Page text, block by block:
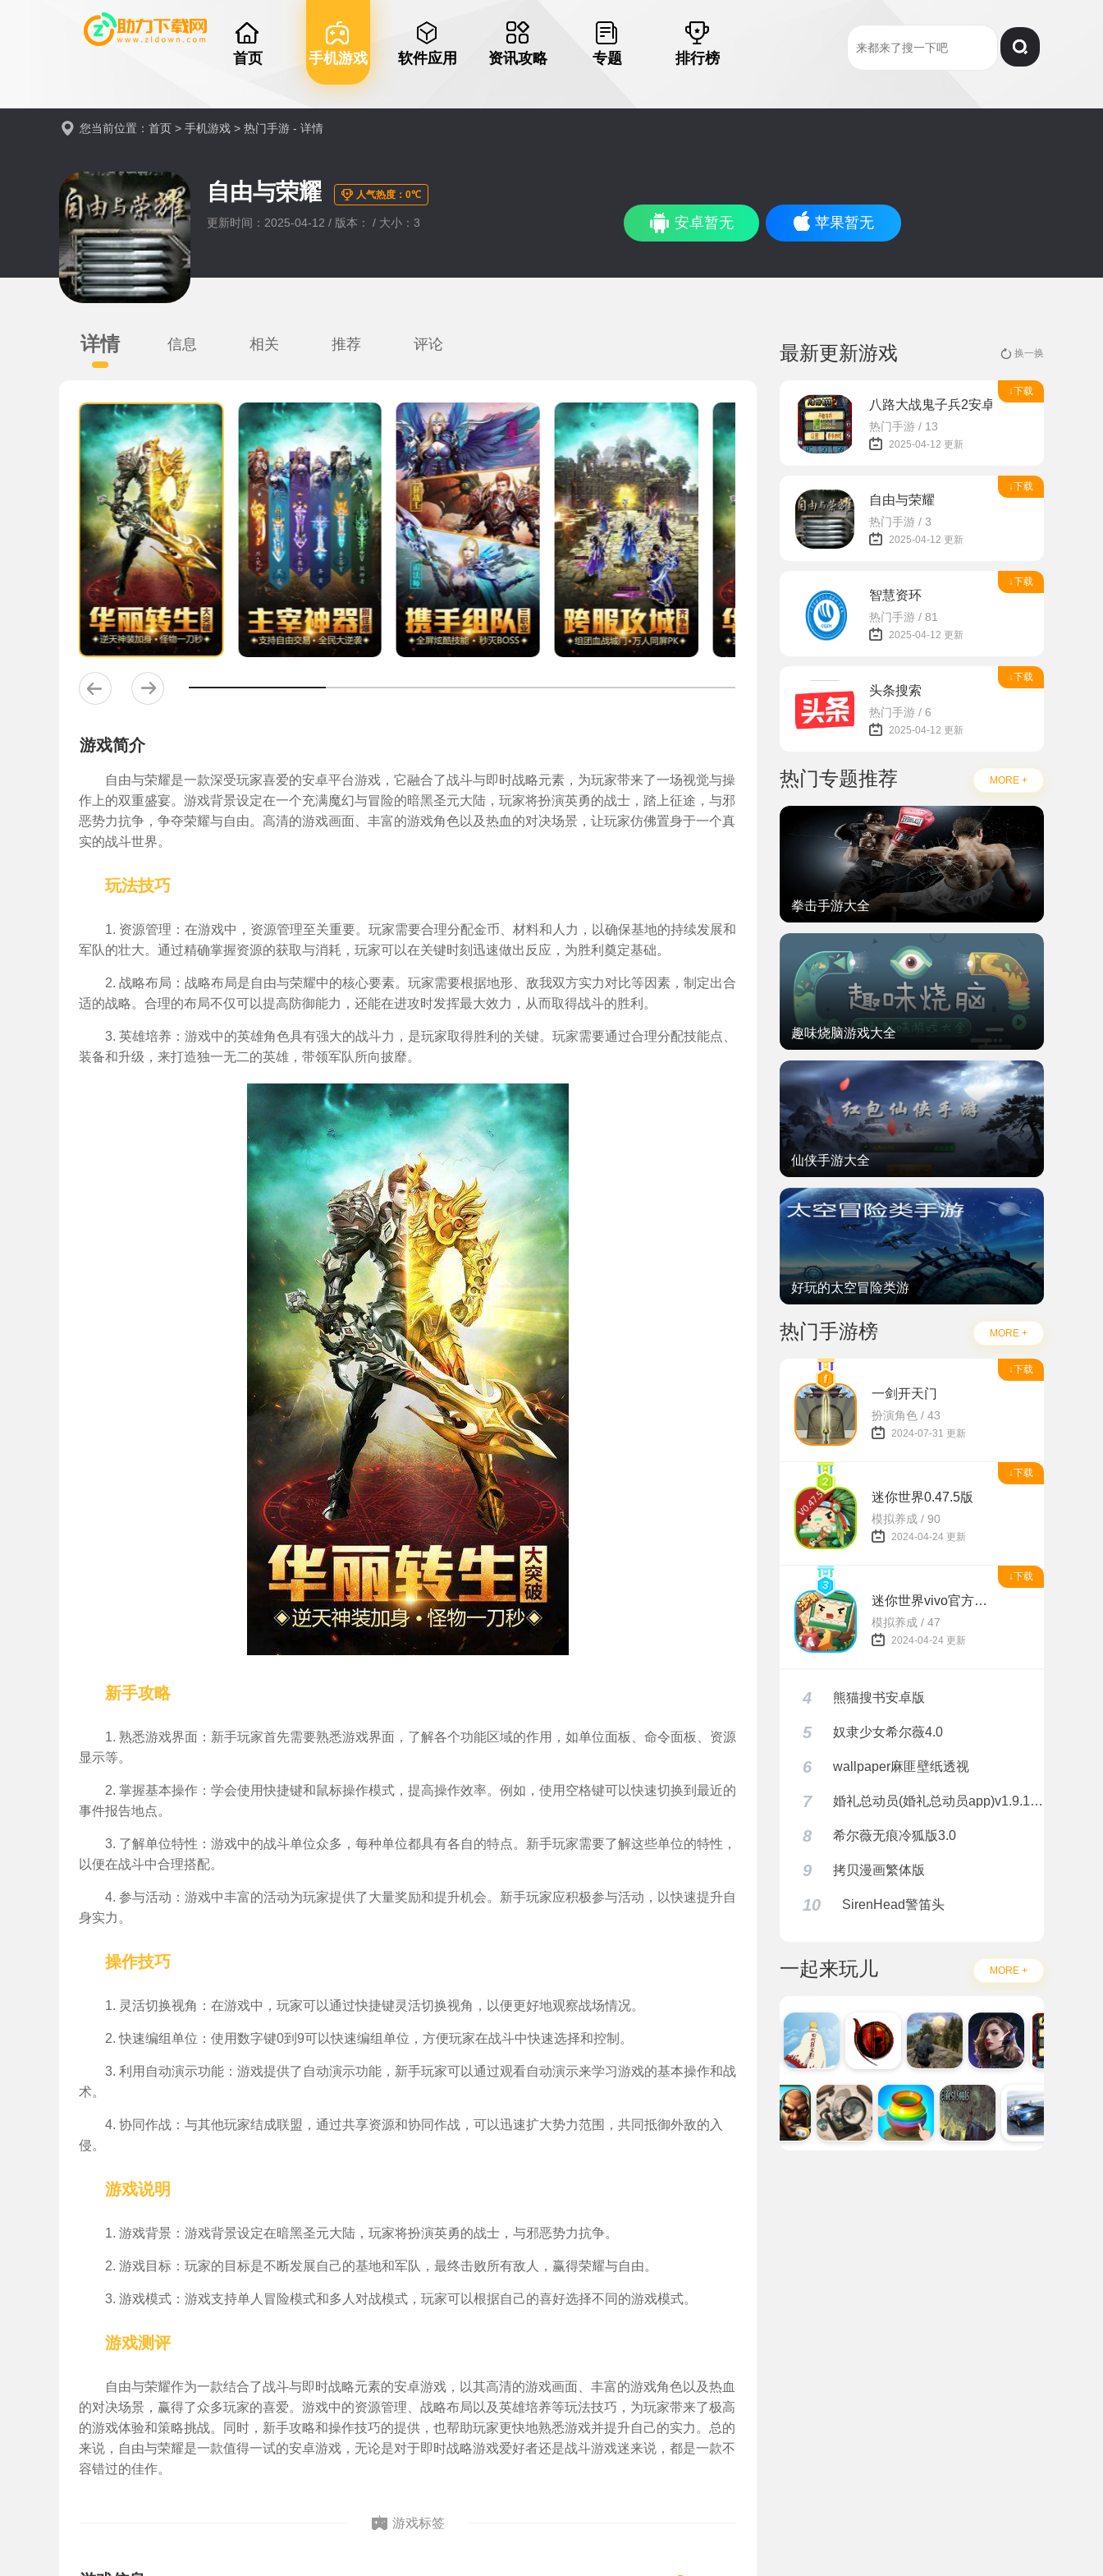
首页 手机游戏 软件应用 资讯攻略 专题 排行榜
您当前位置： 首页 > 手机游戏 > 热门手游 - 详情
自由与荣耀 人气热度：0℃
更新时间：2025-04-12 / 版本： / 大小：3 安卓暂无 苹果暂无
详情 信息 相关 推荐 评论
游戏简介
自由与荣耀是一款深受玩家喜爱的安卓平台游戏，它融合了战斗与即时战略元素，为玩家带来了一场视觉与操
作上的双重盛宴。游戏背景设定在一个充满魔幻与冒险的暗黑圣元大陆，玩家将扮演英勇的战士，踏上征途，与邪
恶势力抗争，争夺荣耀与自由。高清的游戏画面、丰富的游戏角色以及热血的对决场景，让玩家仿佛置身于一个真
实的战斗世界。
玩法技巧
1. 资源管理：在游戏中，资源管理至关重要。玩家需要合理分配金币、材料和人力，以确保基地的持续发展和
军队的壮大。通过精确掌握资源的获取与消耗，玩家可以在关键时刻迅速做出反应，为胜利奠定基础。
2. 战略布局：战略布局是自由与荣耀中的核心要素。玩家需要根据地形、敌我双方实力对比等因素，制定出合
适的战略。合理的布局不仅可以提高防御能力，还能在进攻时发挥最大效力，从而取得战斗的胜利。
3. 英雄培养：游戏中的英雄角色具有强大的战斗力，是玩家取得胜利的关键。玩家需要通过合理分配技能点、
装备和升级，来打造独一无二的英雄，带领军队所向披靡。
新手攻略
1. 熟悉游戏界面：新手玩家首先需要熟悉游戏界面，了解各个功能区域的作用，如单位面板、命令面板、资源
显示等。
2. 掌握基本操作：学会使用快捷键和鼠标操作模式，提高操作效率。例如，使用空格键可以快速切换到最近的
事件报告地点。
3. 了解单位特性：游戏中的战斗单位众多，每种单位都具有各自的特点。新手玩家需要了解这些单位的特性，
以便在战斗中合理搭配。
4. 参与活动：游戏中丰富的活动为玩家提供了大量奖励和提升机会。新手玩家应积极参与活动，以快速提升自
身实力。
操作技巧
1. 灵活切换视角：在游戏中，玩家可以通过快捷键灵活切换视角，以便更好地观察战场情况。
2. 快速编组单位：使用数字键0到9可以快速编组单位，方便玩家在战斗中快速选择和控制。
3. 利用自动演示功能：游戏提供了自动演示功能，新手玩家可以通过观看自动演示来学习游戏的基本操作和战
术。
4. 协同作战：与其他玩家结成联盟，通过共享资源和协同作战，可以迅速扩大势力范围，共同抵御外敌的入
侵。
游戏说明
1. 游戏背景：游戏背景设定在暗黑圣元大陆，玩家将扮演英勇的战士，与邪恶势力抗争。
2. 游戏目标：玩家的目标是不断发展自己的基地和军队，最终击败所有敌人，赢得荣耀与自由。
3. 游戏模式：游戏支持单人冒险模式和多人对战模式，玩家可以根据自己的喜好选择不同的游戏模式。
游戏测评
自由与荣耀作为一款结合了战斗与即时战略元素的安卓游戏，以其高清的游戏画面、丰富的游戏角色以及热血
的对决场景，赢得了众多玩家的喜爱。游戏中的资源管理、战略布局以及英雄培养等玩法技巧，为玩家带来了极高
的游戏体验和策略挑战。同时，新手攻略和操作技巧的提供，也帮助玩家更快地熟悉游戏并提升自己的实力。总的
来说，自由与荣耀是一款值得一试的安卓游戏，无论是对于即时战略游戏爱好者还是战斗游戏迷来说，都是一款不
容错过的佳作。
游戏标签
最新更新游戏 换一换
↓下载
八路大战鬼子兵2安卓
热门手游 / 13
2025-04-12 更新
↓下载
自由与荣耀
热门手游 / 3
2025-04-12 更新
↓下载
智慧资环
热门手游 / 81
2025-04-12 更新
↓下载
头条搜索
热门手游 / 6
2025-04-12 更新
热门专题推荐 MORE +
拳击手游大全
趣味烧脑游戏大全
仙侠手游大全
好玩的太空冒险类游
热门手游榜 MORE +
↓下载
一剑开天门
扮演角色 / 43
2024-07-31 更新
↓下载
迷你世界0.47.5版
模拟养成 / 90
2024-04-24 更新
↓下载
迷你世界vivo官方正版
模拟养成 / 47
2024-04-24 更新
4 熊猫搜书安卓版
5 奴隶少女希尔薇4.0
6 wallpaper麻匪壁纸透视
7 婚礼总动员(婚礼总动员app)v1.9.1 安卓正式版
8 希尔薇无痕冷狐版3.0
9 拷贝漫画繁体版
10 SirenHead警笛头
一起来玩儿 MORE +